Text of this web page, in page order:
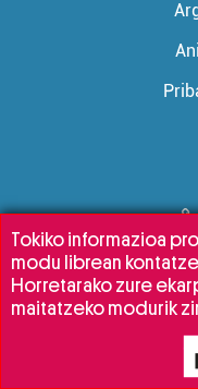
Tokiko informazioa
modu librean
Horretarako zure
maitatzeko modurik